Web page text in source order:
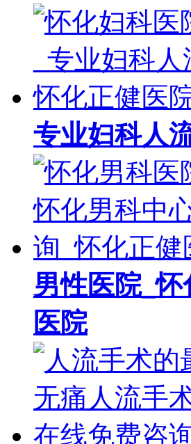
专业妇科人
男性医院_
医院